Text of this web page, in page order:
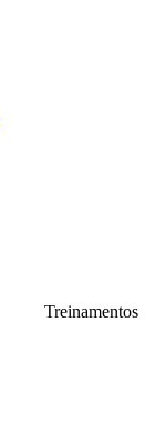
Treinamentos